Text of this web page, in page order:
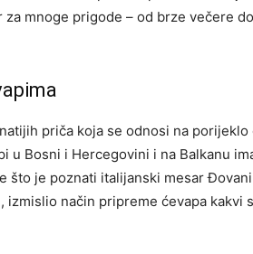
mnoge prigode – od brze večere
priča koja se odnosi na porijeklo
u Bosni i Hercegovini i na Balkanu
što je poznati italijanski mesar
izmislio način pripreme ćevapa kakvi